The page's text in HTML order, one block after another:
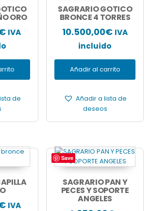
ORO
IVA
de
SAGRARIO GOTICO
BRONCE 4 TORRES
10.500,00€ IVA
incluido
Añadir al carrito
Añadir a lista de
deseos
IVA
Save
SAGRARIO PAN Y
PECES Y SOPORTE
ANGELES
Este
producto
tiene
múltiples
variantes.